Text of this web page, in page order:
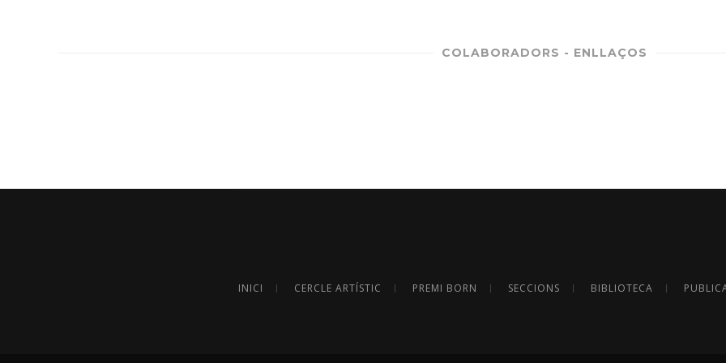
COLABORADORS - ENLLAÇOS
INICI CERCLE ARTÍSTIC PREMI BORN SECCIONS BIBLIOTECA